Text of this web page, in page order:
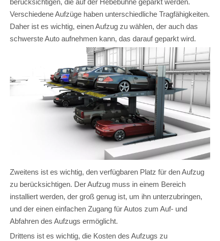
berücksichtigen, die auf der Hebebühne geparkt werden.
Verschiedene Aufzüge haben unterschiedliche Tragfähigkeiten.
Daher ist es wichtig, einen Aufzug zu wählen, der auch das
schwerste Auto aufnehmen kann, das darauf geparkt wird.
Zweitens ist es wichtig, den verfügbaren Platz für den Aufzug
zu berücksichtigen. Der Aufzug muss in einem Bereich
installiert werden, der groß genug ist, um ihn unterzubringen,
und der einen einfachen Zugang für Autos zum Auf- und
Abfahren des Aufzugs ermöglicht.
Drittens ist es wichtig, die Kosten des Aufzugs zu